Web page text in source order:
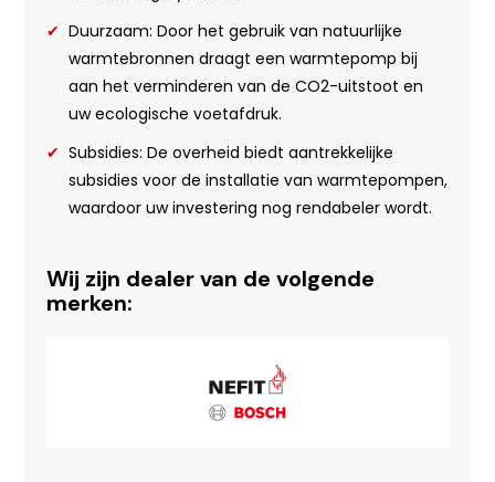
Duurzaam: Door het gebruik van natuurlijke
warmtebronnen draagt een warmtepomp bij
aan het verminderen van de CO2-uitstoot en
uw ecologische voetafdruk.
Subsidies: De overheid biedt aantrekkelijke
subsidies voor de installatie van warmtepompen,
waardoor uw investering nog rendabeler wordt.
Wij zijn dealer van de volgende
merken: